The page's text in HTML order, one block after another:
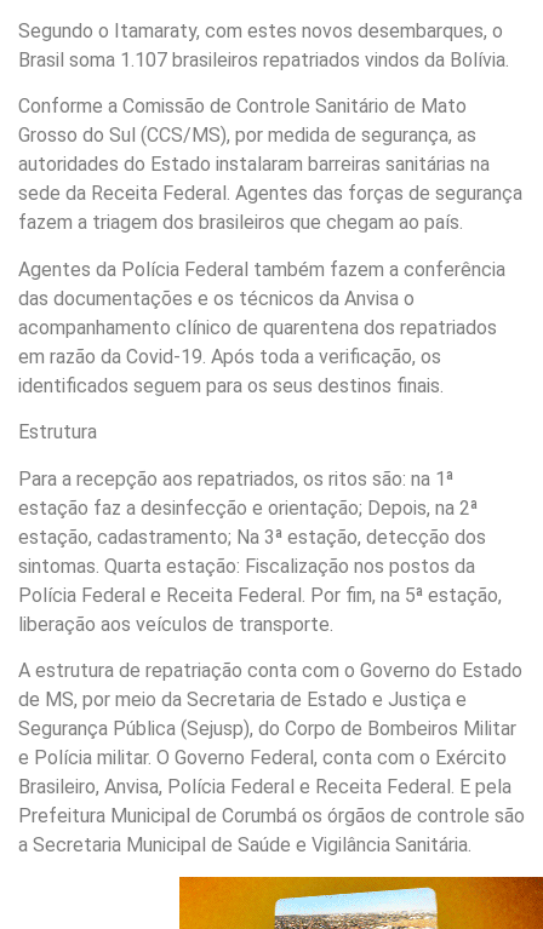
Segundo o Itamaraty, com estes novos desembarques, o
Brasil soma 1.107 brasileiros repatriados vindos da Bolívia.
Conforme a Comissão de Controle Sanitário de Mato
Grosso do Sul (CCS/MS), por medida de segurança, as
autoridades do Estado instalaram barreiras sanitárias na
sede da Receita Federal. Agentes das forças de segurança
fazem a triagem dos brasileiros que chegam ao país.
Agentes da Polícia Federal também fazem a conferência
das documentações e os técnicos da Anvisa o
acompanhamento clínico de quarentena dos repatriados
em razão da Covid-19. Após toda a verificação, os
identificados seguem para os seus destinos finais.
Estrutura
Para a recepção aos repatriados, os ritos são: na 1ª
estação faz a desinfecção e orientação; Depois, na 2ª
estação, cadastramento; Na 3ª estação, detecção dos
sintomas. Quarta estação: Fiscalização nos postos da
Polícia Federal e Receita Federal. Por fim, na 5ª estação,
liberação aos veículos de transporte.
A estrutura de repatriação conta com o Governo do Estado
de MS, por meio da Secretaria de Estado e Justiça e
Segurança Pública (Sejusp), do Corpo de Bombeiros Militar
e Polícia militar. O Governo Federal, conta com o Exército
Brasileiro, Anvisa, Polícia Federal e Receita Federal. E pela
Prefeitura Municipal de Corumbá os órgãos de controle são
a Secretaria Municipal de Saúde e Vigilância Sanitária.